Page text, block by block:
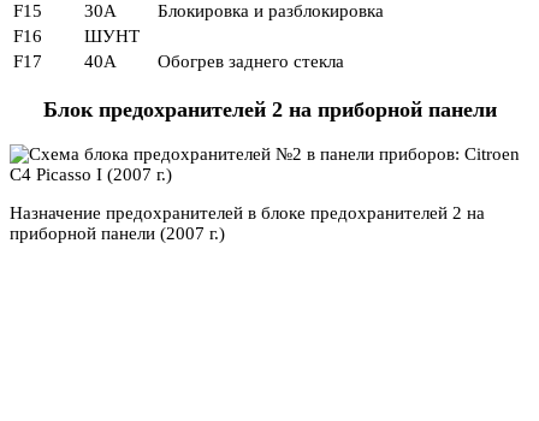
F15
30А
Блокировка и разблокировка
F16
ШУНТ
F17
40А Обогрев заднего стекла
Блок предохранителей 2 на приборной панели
Назначение предохранителей в блоке предохранителей 2 на
приборной панели (2007 г.)